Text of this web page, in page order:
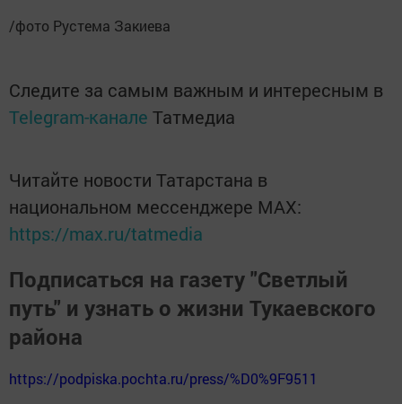
/фото Рустема Закиева
Следите за самым важным и интересным в
Telegram-канале Татмедиа
Читайте новости Татарстана в
национальном мессенджере MАХ:
https://max.ru/tatmedia
Подписаться на газету "Светлый
путь" и узнать о жизни Тукаевского
района
https://podpiska.pochta.ru/press/%D0%9F9511